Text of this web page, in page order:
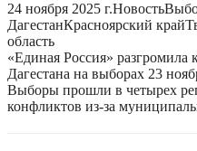
24 ноября 2025 г.Новость
ДагестанКрасноярский край
область
«Единая Россия» разгромила
Дагестана на выборах 23
Выборы прошли в четырех
конфликтов из-за